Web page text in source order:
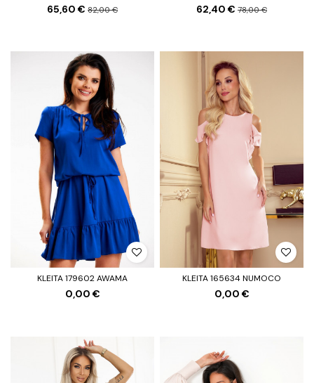
65,60 € 82,00 € 62,40 € 78,00 €
KLEITA 179602 AWAMA
0,00 €
KLEITA 165634 NUMOCO
0,00 €